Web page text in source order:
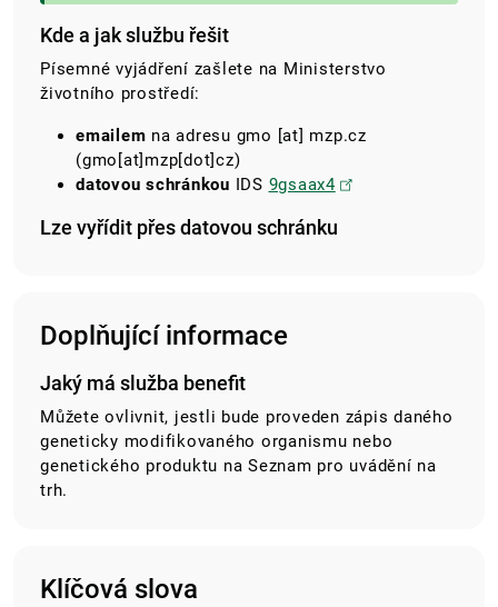
Kde a jak službu řešit
Písemné vyjádření zašlete na Ministerstvo
životního prostředí:
emailem na adresu gmo [at] mzp.cz
(gmo[at]mzp[dot]cz)
datovou schránkou IDS 9gsaax4
Lze vyřídit přes datovou schránku
Doplňující informace
Jaký má služba benefit
Můžete ovlivnit, jestli bude proveden zápis daného
geneticky modifikovaného organismu nebo
genetického produktu na Seznam pro uvádění na
trh.
Klíčová slova